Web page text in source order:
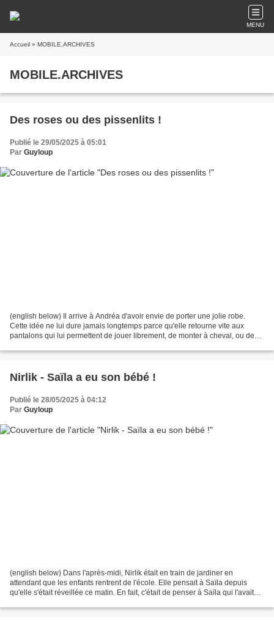
MENU
Accueil » MOBILE.ARCHIVES
MOBILE.ARCHIVES
Des roses ou des pissenlits !
Publié le 29/05/2025 à 05:01
Par Guyloup
(english below) Il arrive à Andréa d'avoir envie de porter une jolie robe.
Cette idée ne lui dure jamais longtemps parce qu'elle retourne vite aux
pantalons qui lui permettent de jouer librement, de monter à cheval, ou de
Nirlik - Saïla a eu son bébé !
Publié le 28/05/2025 à 04:12
Par Guyloup
(english below) Dans l'après-midi, Nirlik était en train de jardiner en
attendant que les enfants rentrent de l'école. Elle pensait à Saïla depuis
qu'elle s'était réveillée ce matin. En fait, c'était de penser à Saïla qui l'avait